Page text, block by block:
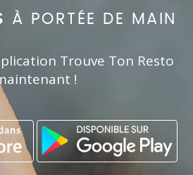
À PORTÉE DE MAIN
Trouve Ton Resto
!